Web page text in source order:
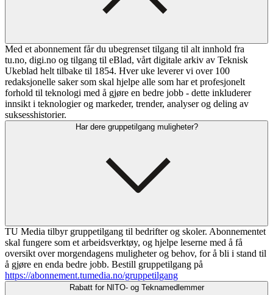
Med et abonnement får du ubegrenset tilgang til alt innhold fra
tu.no, digi.no og tilgang til eBlad, vårt digitale arkiv av Teknisk
Ukeblad helt tilbake til 1854. Hver uke leverer vi over 100
redaksjonelle saker som skal hjelpe alle som har et profesjonelt
forhold til teknologi med å gjøre en bedre jobb - dette inkluderer
innsikt i teknologier og markeder, trender, analyser og deling av
suksesshistorier.
Har dere gruppetilgang muligheter?
TU Media tilbyr gruppetilgang til bedrifter og skoler. Abonnementet
skal fungere som et arbeidsverktøy, og hjelpe leserne med å få
oversikt over morgendagens muligheter og behov, for å bli i stand til
å gjøre en enda bedre jobb. Bestill gruppetilgang på
https://abonnement.tumedia.no/gruppetilgang
Rabatt for NITO- og Teknamedlemmer